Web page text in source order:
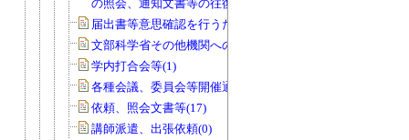
の照会、通知文書等の往復文書(2)
届出書等意思確認を行うためのもの(0)
文部科学省その他機関への報告等(0)
学内打合会等(1)
各種会議、委員会等開催通知書(0)
依頼、照会文書等(17)
講師派遣、出張依頼(0)